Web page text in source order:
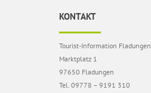
KONTAKT
Tourist-Information Fladungen
Marktplatz 1
97650 Fladungen
Tel. 09778 – 9191 310